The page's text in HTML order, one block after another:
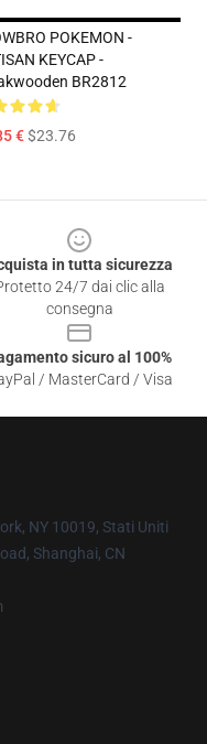
POKEMON -
KEYCAP -
BR2812
€$23.76
in tutta sicurezza
24/7 dai clic alla
consegna
sicuro al 100%
/ MasterCard / Visa
NY 10019, Stati Uniti
Shanghai, CN